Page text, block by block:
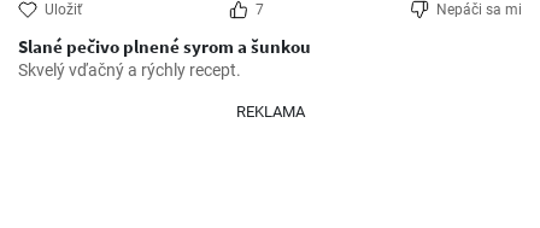
Uložiť 7 Nepáči sa mi
Slané pečivo plnené syrom a šunkou
Skvelý vďačný a rýchly recept.
REKLAMA